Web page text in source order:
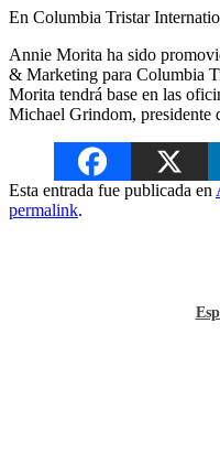
En Columbia Tristar
Annie Morita ha sido
& Marketing para Columbia
Morita tendrá base en las
Michael Grindom, presidente
Esta entrada fue publicada en
permalink.